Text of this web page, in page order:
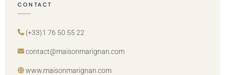
CONTACT
(+33)1 76 50 55 22
contact@maisonmarignan.com
www.maisonmarignan.com